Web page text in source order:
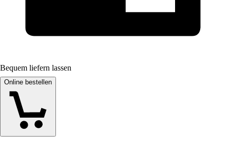
Bequem liefern lassen
Online bestellen